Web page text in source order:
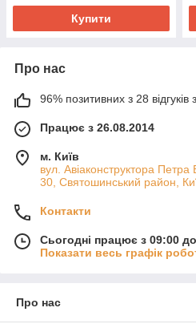
Купити
Про нас
96% позитивних з 28 відгуків
Працює з 26.08.2014
м. Київ
вул. Авіаконструктора
30, Святошинський район,
Контакти
Сьогодні працює з 09:00
Показати весь графік
Про нас